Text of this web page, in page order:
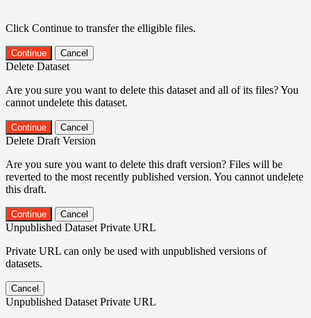
Click Continue to transfer the elligible files.
Continue Cancel
Delete Dataset
Are you sure you want to delete this dataset and all of its files? You
cannot undelete this dataset.
Continue Cancel
Delete Draft Version
Are you sure you want to delete this draft version? Files will be
reverted to the most recently published version. You cannot undelete
this draft.
Continue Cancel
Unpublished Dataset Private URL
Private URL can only be used with unpublished versions of
datasets.
Cancel
Unpublished Dataset Private URL